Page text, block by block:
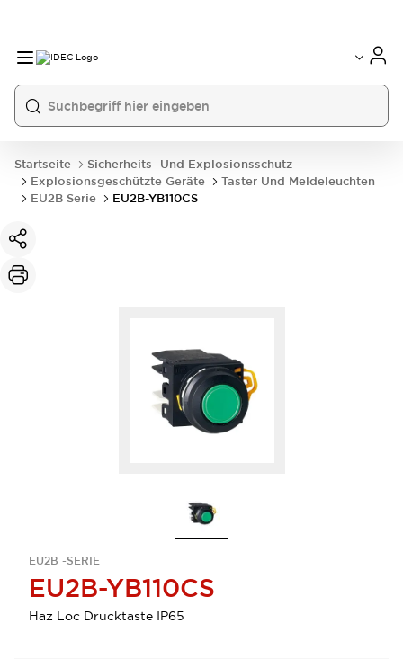
Startseite
Sicherheits- Und Explosionsschutz
Explosionsgeschützte Geräte
Taster Und Meldeleuchten
EU2B Serie
EU2B-YB110CS
EU2B -SERIE
EU2B-YB110CS
Haz Loc Drucktaste IP65